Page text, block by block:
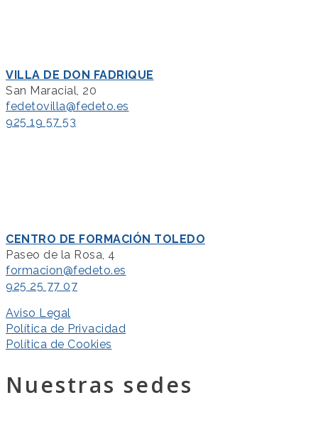
VILLA DE DON FADRIQUE
San Maracial, 20
fedetovilla@fedeto.es
925 19 57 53
CENTRO DE FORMACIÓN TOLEDO
Paseo de la Rosa, 4
formacion@fedeto.es
925 25 77 07
Aviso Legal
Política de Privacidad
Política de Cookies
Nuestras sedes